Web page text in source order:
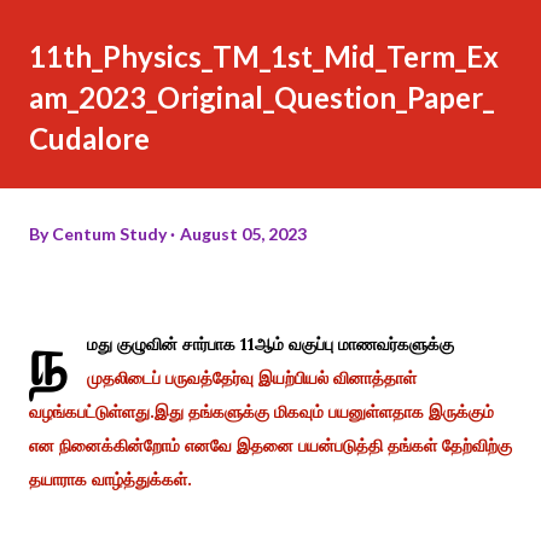
11th_Physics_TM_1st_Mid_Term_Ex
am_2023_Original_Question_Paper_
Cudalore
ByCentum Study August 05, 2023
ந
மது குழுவின் சார்பாக 11ஆம் வகுப்பு மாணவர்களுக்கு
முதலிடைப் பருவத்தேர்வு இயற்பியல் வினாத்தாள்
வழங்கபட்டுள்ளது.இது தங்களுக்கு மிகவும் பயனுள்ளதாக இருக்கும்
என நினைக்கின்றோம் எனவே இதனை பயன்படுத்தி தங்கள் தேற்விற்கு
தயாராக வாழ்த்துக்கள்.